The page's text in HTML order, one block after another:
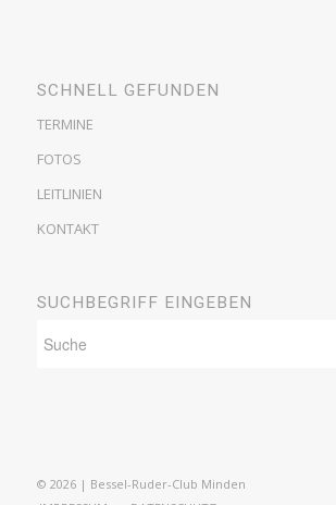
SCHNELL GEFUNDEN
TERMINE
FOTOS
LEITLINIEN
KONTAKT
SUCHBEGRIFF EINGEBEN
© 2026 | Bessel-Ruder-Club Minden